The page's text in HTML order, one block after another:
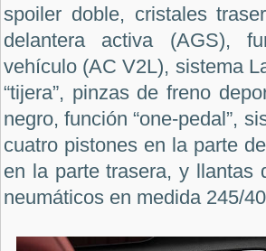
spoiler doble, cristales
delantera activa (AGS),
vehículo (AC V2L), sistema
“tijera”, pinzas de freno
negro, función “one-pedal”,
cuatro pistones en la parte
en la parte trasera, y llantas
neumáticos en medida 245/